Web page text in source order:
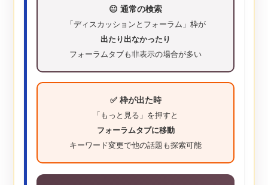
😐 通常の検索
「ディスカッションとフォーラム」枠が
出たり出なかったり
フォーラムタブも非表示の場合が多い
✅ 枠が出た時
「もっと見る」を押すと
フォーラムタブに移動
キーワード変更で他の話題も探索可能